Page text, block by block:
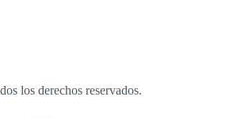
los derechos reservados.